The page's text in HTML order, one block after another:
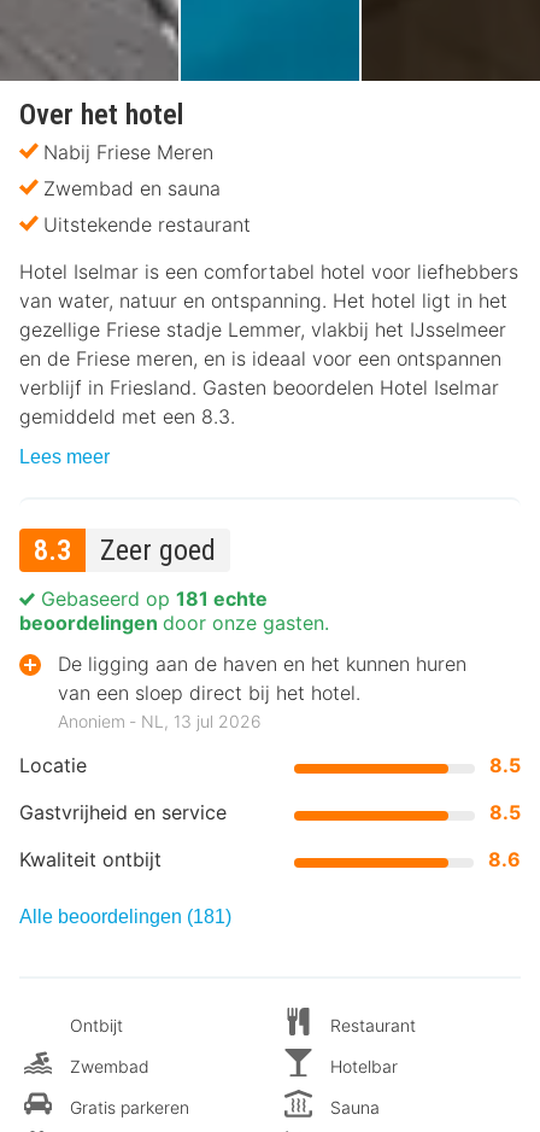
Over het hotel
Nabij Friese Meren
Zwembad en sauna
Uitstekende restaurant
Hotel Iselmar is een comfortabel hotel voor liefhebbers
van water, natuur en ontspanning. Het hotel ligt in het
gezellige Friese stadje Lemmer, vlakbij het IJsselmeer
en de Friese meren, en is ideaal voor een ontspannen
verblijf in Friesland. Gasten beoordelen Hotel Iselmar
gemiddeld met een 8.3.
Lees meer
8.3 Zeer goed
Locatie
8.5
Gastvrijheid en service
8.5
Kwaliteit ontbijt
8.6
Gebaseerd op 181 echte
beoordelingen door onze gasten.
De ligging aan de haven en het kunnen huren
van een sloep direct bij het hotel.
Anoniem ‐ NL, 13 jul 2026
Alle beoordelingen (181)
Ontbijt
Zwembad
Gratis parkeren
Restaurant
Hotelbar
Sauna